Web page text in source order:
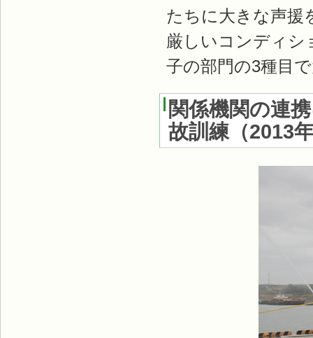
たちに大きな声援
厳しいコンディシ
子の部門の3種目
関係機関の連
故訓練 （2013